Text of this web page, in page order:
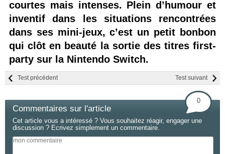
courtes mais intenses. Plein d’humour et
inventif dans les situations rencontrées
dans ses mini-jeux, c’est un petit bonbon
qui clôt en beauté la sortie des titres first-
party sur la Nintendo Switch.
Test suivant
Test précédent
Commentaires sur l'article
0
Cet article vous a intéressé ? Vous souhaitez réagir, engager une
discussion ? Ecrivez simplement un commentaire.